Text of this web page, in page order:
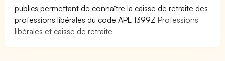
publics permettant de connaître la caisse de retraite des
professions libérales du code APE 1399ZProfessions
libérales et caisse de retraite